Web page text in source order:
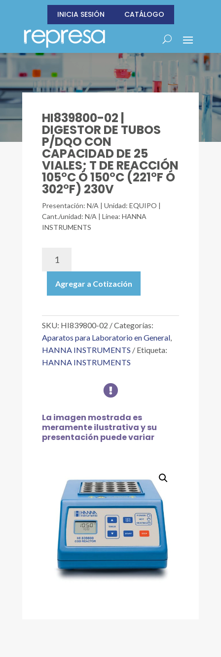
INICIA SESIÓN CATÁLOGO
HI839800-02 |
DIGESTOR DE TUBOS
P/DQO CON
CAPACIDAD DE 25
VIALES; T DE REACCIÓN
105°C Ó 150°C (221°F Ó
302°F) 230V
Presentación: N/A | Unidad: EQUIPO |
Cant./unidad: N/A | Línea: HANNA
INSTRUMENTS
DIGESTOR
DE
P/DQO
CAPACIDAD
DE
25
REACCIÓN
105°C
Ó
cantidad
Agregar a Cotización
SKU: HI839800-02
Categorías:
Aparatos para Laboratorio en General,
HANNA INSTRUMENTS
Etiqueta:
HANNA INSTRUMENTS

La imagen mostrada es
meramente ilustrativa y su
presentación puede variar